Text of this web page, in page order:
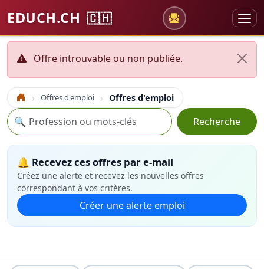
EDUCH.CH 🇨🇭
Offre introuvable ou non publiée.
Accueil Offres d'emploi Offres d'emploi
Recherche
🔍 Recherche
🔔 Recevez ces offres par e-mail
Créez une alerte et recevez les nouvelles offres
correspondant à vos critères.
Créer une alerte emploi